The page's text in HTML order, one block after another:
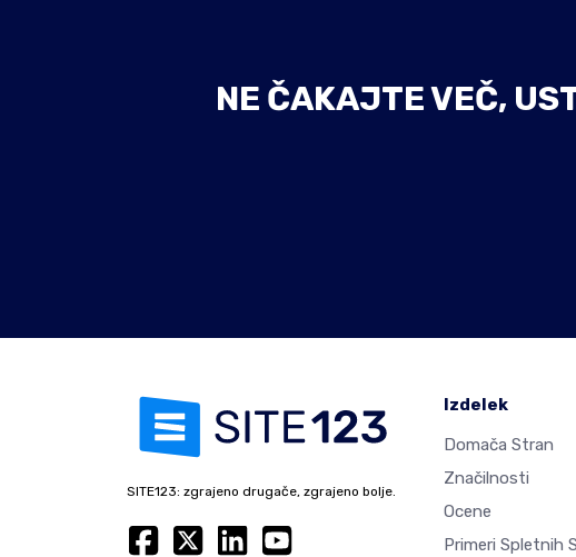
NE ČAKAJTE VEČ,
SITE123: zgrajeno drugače, zgrajeno bolje.
Izdelek
Domača Stran
Značilnosti
Ocene
Primeri Spletnih